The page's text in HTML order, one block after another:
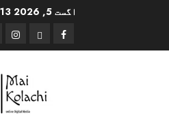
اگست 5, 2026
Facebook